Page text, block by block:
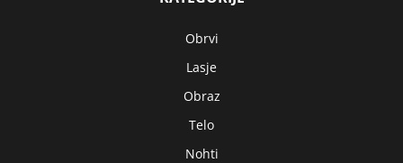
Obrvi
Lasje
Obraz
Telo
Nohti